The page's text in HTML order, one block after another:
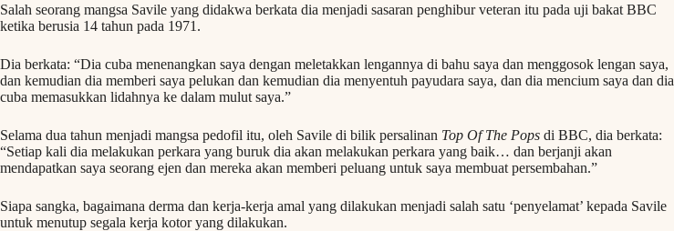
Salah seorang mangsa Savile yang didakwa berkata dia menjadi sasaran penghibur veteran itu pada uji bakat BBC
ketika berusia 14 tahun pada 1971.
Dia berkata: “Dia cuba menenangkan saya dengan meletakkan lengannya di bahu saya dan menggosok lengan saya,
dan kemudian dia memberi saya pelukan dan kemudian dia menyentuh payudara saya, dan dia mencium saya dan dia
cuba memasukkan lidahnya ke dalam mulut saya.”
Selama dua tahun menjadi mangsa pedofil itu, oleh Savile di bilik persalinan Top Of The Pops di BBC, dia berkata:
“Setiap kali dia melakukan perkara yang buruk dia akan melakukan perkara yang baik… dan berjanji akan
mendapatkan saya seorang ejen dan mereka akan memberi peluang untuk saya membuat persembahan.”
Siapa sangka, bagaimana derma dan kerja-kerja amal yang dilakukan menjadi salah satu ‘penyelamat’ kepada Savile
untuk menutup segala kerja kotor yang dilakukan.